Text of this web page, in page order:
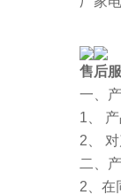
售后
一、
1、
2、
二、
2、在